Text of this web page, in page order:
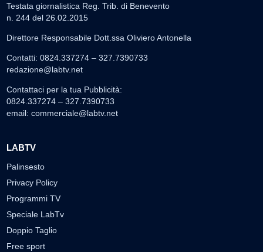
Testata giornalistica Reg. Trib. di Benevento
n. 244 del 26.02.2015
Direttore Responsabile Dott.ssa Oliviero Antonella
Contatti: 0824.337274 – 327.7390733
redazione@labtv.net
Contattaci per la tua Pubblicità:
0824.337274 – 327.7390733
email: commerciale@labtv.net
LABTV
Palinsesto
Privacy Policy
Programmi TV
Speciale LabTv
Doppio Taglio
Free sport